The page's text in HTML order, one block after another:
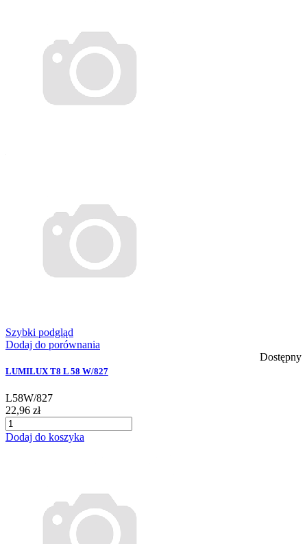
Szybki podgląd
Dodaj do porównania
Dostępny
LUMILUX T8 L 58 W/827
L58W/827
22,96 zł
Dodaj do koszyka